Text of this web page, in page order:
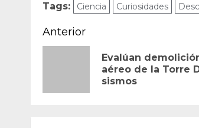
Tags: Ciencia Curiosidades
Navegación
entradas
Anterior
Evalúan
aéreo de la Torre
sismos